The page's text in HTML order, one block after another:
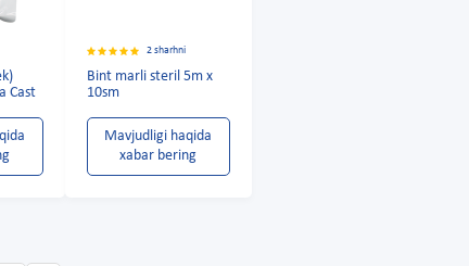
Cast
2 sharhni
Bint marli steril 5m x
10sm
Mavjudligi haqida
xabar bering